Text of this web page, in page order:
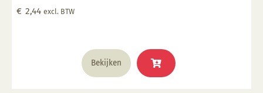
in pdf formaat naar ons email adres en bestel dit
€ 2,44 excl. BTW
Bekijken